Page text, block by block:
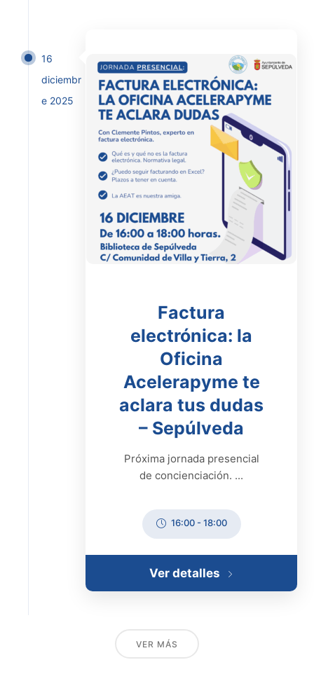
16
diciembr
e 2025
Factura
electrónica: la
Oficina
Acelerapyme te
aclara tus dudas
– Sepúlveda
Próxima jornada presencial
de concienciación. ...
16:00- 18:00
Ver detalles
VER MÁS